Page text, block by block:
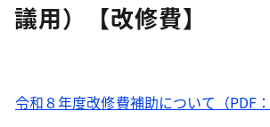
議用）【改修費】
令和８年度改修費補助について（PDF：